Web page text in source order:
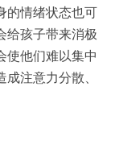
的情绪状态也可
给孩子带来消极
使他们难以集中
注意力分散、